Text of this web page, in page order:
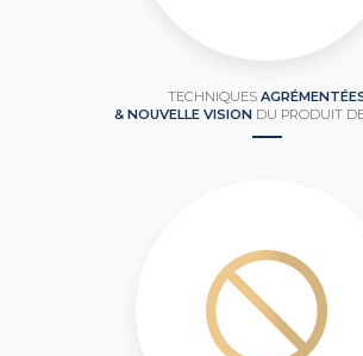
TECHNIQUES
& NOUVELLE VISION DU PRODUIT